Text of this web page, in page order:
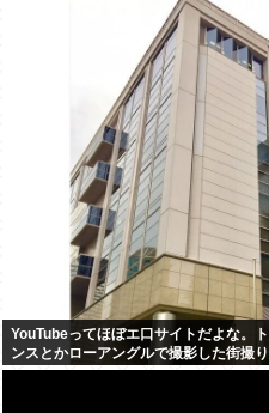
YouTubeってほぼエ口サイトだよな。
ンスとかローアングルで撮影した街撮